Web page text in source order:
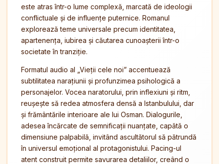
este atras într-o lume complexă, marcată de ideologii
conflictuale și de influențe puternice. Romanul
explorează teme universale precum identitatea,
apartenența, iubirea și căutarea cunoașterii într-o
societate în tranziție.
Formatul audio al „Vieții cele noi” accentuează
subtilitatea narațiunii și profunzimea psihologică a
personajelor. Vocea naratorului, prin inflexiuni și ritm,
reușește să redea atmosfera densă a Istanbulului, dar
și frământările interioare ale lui Osman. Dialogurile,
adesea încărcate de semnificații nuanțate, capătă o
dimensiune palpabilă, invitând ascultătorul să pătrundă
în universul emoțional al protagonistului. Pacing-ul
atent construit permite savurarea detaliilor, creând o